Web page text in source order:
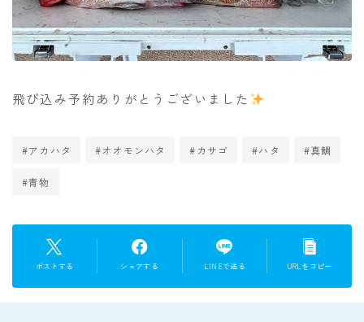
飛び込み予約ありがとうございました
#アカハタ #オオモンハタ #カサゴ #ハタ #真鯛
#青物
ポストする シェアする LINEで送る URLをコピー